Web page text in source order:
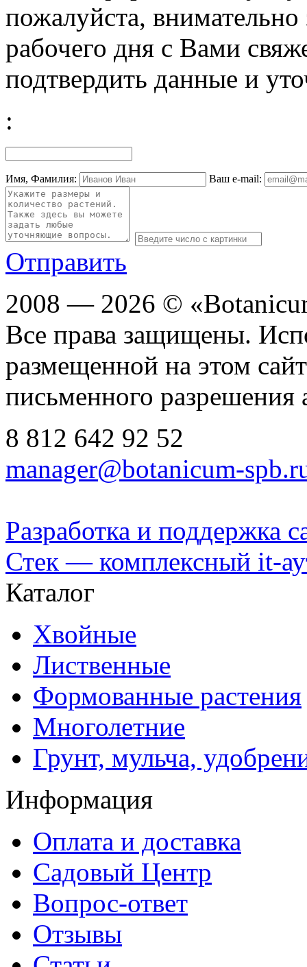
пожалуйста,
рабочего дня с Вами
подтвердить данные и
:
Имя, Фамилия: Ваш e-mail:
Отправить
2008 — 2026 ©
Все права защищены.
размещенной на этом
письменного разрешения
8 812 642 92 52
manager@botanicum-
Разработка и поддержка
Стек — комплексный it-
Каталог
Хвойные
Лиственные
Формованные растения
Многолетние
Грунт, мульча,
Информация
Оплата и доставка
Садовый Центр
Вопрос-ответ
Отзывы